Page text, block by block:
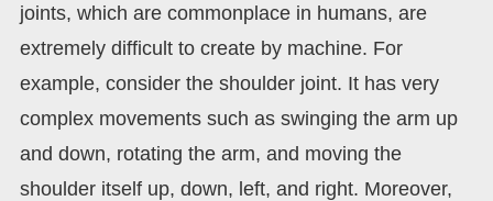
joints, which are commonplace in humans, are
extremely difficult to create by machine. For
example, consider the shoulder joint. It has very
complex movements such as swinging the arm up
and down, rotating the arm, and moving the
shoulder itself up, down, left, and right. Moreover,